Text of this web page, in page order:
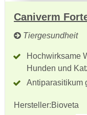
Caniverm
Tiergesundheit
Hochwirksame
Hunden und
Antiparasitikum
Hersteller:Bioveta